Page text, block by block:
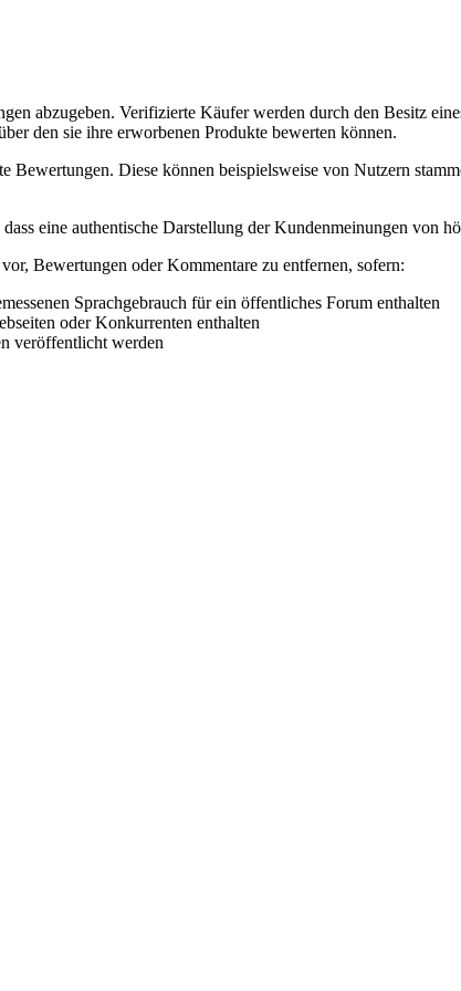
abzugeben. Verifizierte Käufer werden durch den Besitz
den sie ihre erworbenen Produkte bewerten können.
Diese können beispielsweise von Nutzern
eine authentische Darstellung der Kundenmeinungen von
Bewertungen oder Kommentare zu entfernen, sofern:
Sprachgebrauch für ein öffentliches Forum enthalten
oder Konkurrenten enthalten
veröffentlicht werden